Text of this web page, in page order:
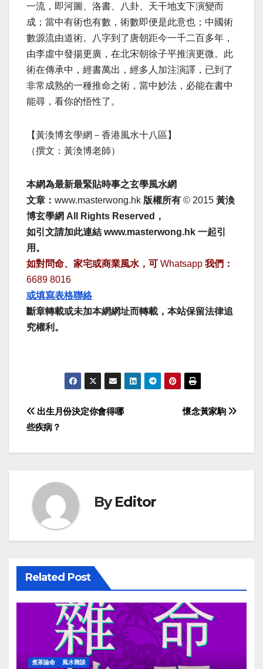
一流，即河圖、洛書、八卦、天干地支下演變而
成；當中有術也有數，術數即便是此意也；中國術
數源流由道術。八字到了唐朝距今一千二百多年，
由李虛中發揚更廣，在北宋朝徐子平推演更微。此
術在傳承中，經書萬出，經多人加注演譯，已到了
非常成熟的一種推命之術，當中妙法，必能在書中
能尋，看你的悟性了。
【黃渙博玄學網－香港風水十八區】
（撰文：黃渙博老師）
本網為最新最緊貼時事之玄學風水網
文章： www.masterwong.hk 版權所有 © 2015 黃渙
博玄學網 All Rights Reserved，
如引文請加此連結 www.masterwong.hk 一起引
用。
如對問命、家宅或商業風水，可 Whatsapp 我們：
6689 8016
或填寫表格聯絡
斷章轉載或未加本網網址而轉載，本站保留法律追
究權利。
Post
navigation
懷念黃家駒
出生月份決定你會得哪
些疾病？
ByEditor
Related Post
煮茶論命 風水雜談